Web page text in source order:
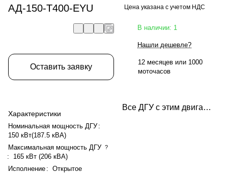
АД-150-Т400-EYU
Оставить заявку
Характеристики
Номинальная мощность ДГУ :
150 кВт(187.5 кВА)
Максимальная мощность ДГУ ?
:
165 кВт (206 кВА)
Исполнение : Открытое
Цена указана с учетом НДС
В наличии: 1
Нашли дешевле?
12 месяцев или 1000
моточасов
Все ДГУ с этим двигателем